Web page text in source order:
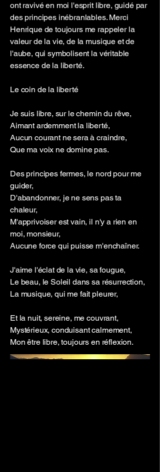
ont ravivé en moi l'esprit libre, guidé par
des principes inébranlables. Merci
Henrique de toujours me rappeler la
valeur de la vie, de la musique et de
l'aube, qui symbolisent la véritable
essence de la liberté.
Le coin de la liberté
Je suis libre, sur le chemin du rêve,
Aimant ardemment la liberté,
Aucun courant ne sera à craindre,
Que ma voix ne domine pas.
Des principes fermes, le nord pour me
guider,
D'abandonner, je ne sens pas ta
chaleur,
M'apprivoiser est vain, il n'y a rien en
moi, monsieur,
Aucune force qui puisse m'enchaîner.
J'aime l'éclat de la vie, sa fougue,
Le beau, le Soleil dans sa résurrection,
La musique, qui me fait pleurer,
Et la nuit, sereine, me couvrant,
Mystérieux, conduisant calmement,
Mon être libre, toujours en réflexion.